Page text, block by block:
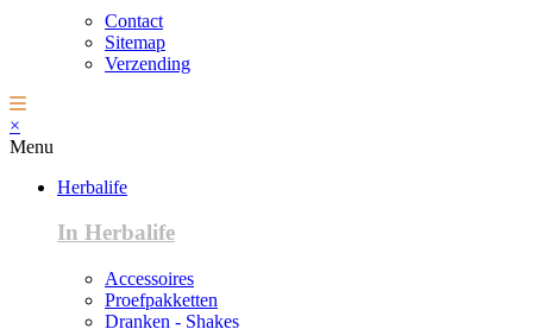
Contact
Sitemap
Verzending
×
Menu
Herbalife
In Herbalife
Accessoires
Proefpakketten
Dranken - Shakes